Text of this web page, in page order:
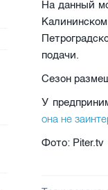
На данный
подачи.
Сезон
У
она не
Фото: Piter.tv